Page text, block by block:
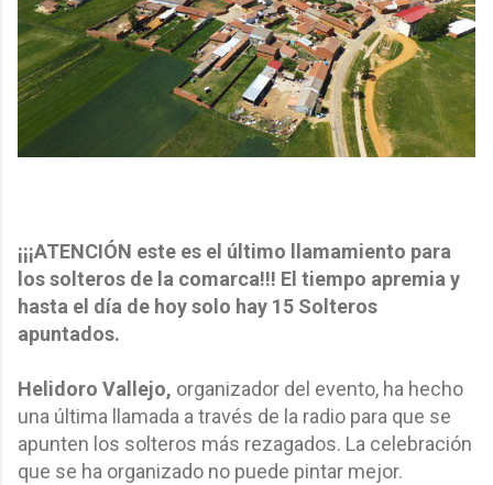
¡¡¡ATENCIÓN este es el último llamamiento para
los solteros de la comarca!!! El tiempo apremia y
hasta el día de hoy solo hay 15 Solteros
apuntados.
Helidoro Vallejo, organizador del evento, ha hecho
una última llamada a través de la radio para que se
apunten los solteros más rezagados. La celebración
que se ha organizado no puede pintar mejor.